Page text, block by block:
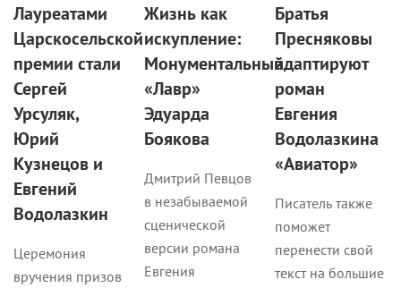
Лауреатами
Царскосельской
премии стали
Сергей
Урсуляк,
Юрий
Кузнецов и
Евгений
Водолазкин
Церемония
вручения призов
Жизнь как
искупление:
Монументальный
«Лавр»
Эдуарда
Боякова
Дмитрий Певцов
в незабываемой
сценической
версии романа
Евгения
Братья
Пресняковы
адаптируют
роман
Евгения
Водолазкина
«Авиатор»
Писатель также
поможет
перенести свой
текст на большие